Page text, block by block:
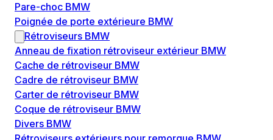
Pare-choc BMW
Poignée de porte extérieure BMW
Rétroviseurs BMW
Anneau de fixation rétroviseur extérieur BMW
Cache de rétroviseur BMW
Cadre de rétroviseur BMW
Carter de rétroviseur BMW
Coque de rétroviseur BMW
Divers BMW